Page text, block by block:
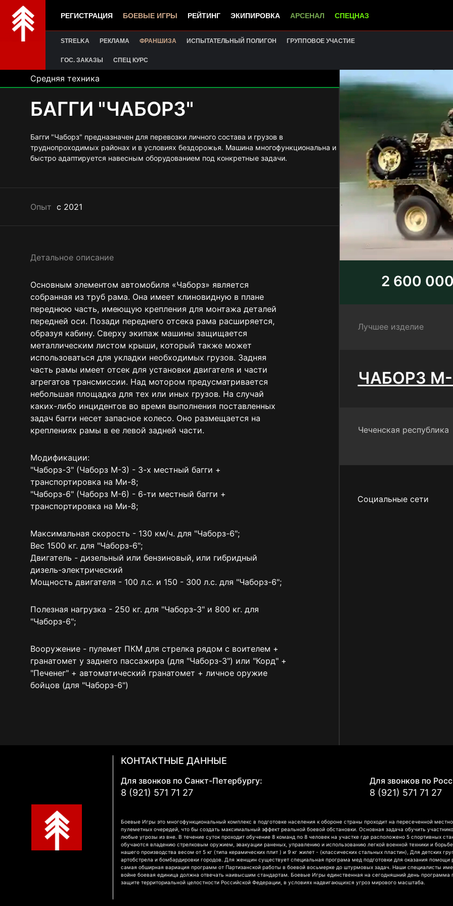
РЕГИСТРАЦИЯ БОЕВЫЕ ИГРЫ РЕЙТИНГ ЭКИПИРОВКА АРСЕНАЛ СПЕЦНАЗ
STRELKA РЕКЛАМА ФРАНШИЗА ИСПЫТАТЕЛЬНЫЙ ПОЛИГОН ГРУППОВОЕ УЧАСТИЕ
ГОС. ЗАКАЗЫ СПЕЦ КУРС
Средняя техника
БАГГИ "ЧАБОРЗ"
Багги "Чаборз" предназначен для перевозки личного состава и грузов в
труднопроходимых районах и в условиях бездорожья. Машина многофункциональна и
быстро адаптируется навесным оборудованием под конкретные задачи.
Опыт с 2021
Детальное описание
Основным элементом автомобиля «Чаборз» является
собранная из труб рама. Она имеет клиновидную в плане
переднюю часть, имеющую крепления для монтажа деталей
передней оси. Позади переднего отсека рама расширяется,
образуя кабину. Сверху экипаж машины защищается
металлическим листом крыши, который также может
использоваться для укладки необходимых грузов. Задняя
часть рамы имеет отсек для установки двигателя и части
агрегатов трансмиссии. Над мотором предусматривается
небольшая площадка для тех или иных грузов. На случай
каких-либо инцидентов во время выполнения поставленных
задач багги несет запасное колесо. Оно размещается на
креплениях рамы в ее левой задней части.
Модификации:
"Чаборз-3" (Чаборз М-3) - 3-х местный багги +
транспортировка на Ми-8;
"Чаборз-6" (Чаборз М-6) - 6-ти местный багги +
транспортировка на Ми-8;
Максимальная скорость - 130 км/ч. для "Чаборз-6";
Вес 1500 кг. для "Чаборз-6";
Двигатель - дизельный или бензиновый, или гибридный
дизель-электрический
Мощность двигателя - 100 л.с. и 150 - 300 л.с. для "Чаборз-6";
Полезная нагрузка - 250 кг. для "Чаборз-3" и 800 кг. для
"Чаборз-6";
Вооружение - пулемет ПКМ для стрелка рядом с воителем +
гранатомет у заднего пассажира (для "Чаборз-3") или "Корд" +
"Печенег" + автоматический гранатомет + личное оружие
бойцов (для "Чаборз-6")
2 600
Лучшее изделие
ЧАБОРЗ
Чеченская республика
Социальные сети
КОНТАКТНЫЕ ДАННЫЕ
Для звонков по Санкт-Петербургу:
8 (921) 571 71 27
Для звонков по
8 (921) 571 71 27
Боевые Игры это многофункциональный комплекс в подготовке населения к обороне страны проходит на пересеченной
пулеметных очередей, что бы создать максимальный эффект реальной боевой обстановки. Основная задача обучить
любые угрозы из вне. В течение суток проходит обучение 8 команд по 8 человек на участке где расположено 5 спортивных
обучаются владению стрелковым оружием, эвакуации раненых, управлению и использованию легкой военной техники и
нашего производства весом от 5 кг (типа керамических плит ) и 9 кг жилет - (классических стальных пластин), Для детских
артобстрела и бомбардировки городов. Для женщин существует специальная програма мед подготовки для оказания
самая обширная вариация программ от Партизанской работы в боевой восьмерке до штурмовых задач. Наши специалисты
войне боевая единица должна отвечать наивысшим стандартам. Боевые Игры единственная на сегодняшний день программа
защите территориальной целостности Российской Федерации, в условиях надвигающихся угроз мирового масштаба.